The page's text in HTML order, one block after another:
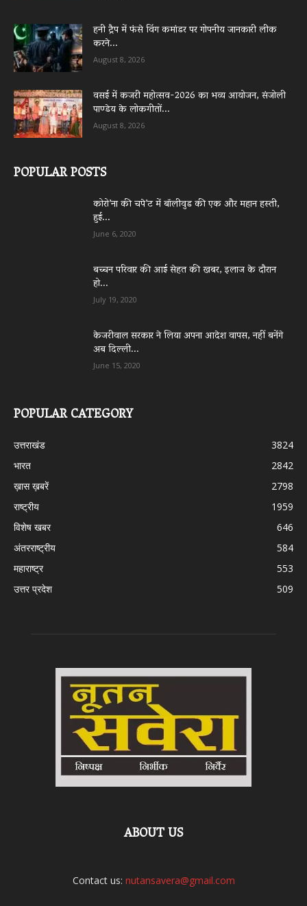
हनी ट्रैप में फंसे विंग कमांडर पर गोपनीय जानकारी लीक
करने...
August 8, 2026
वसई में कजरी महोत्सव-2026 का भव्य आयोजन, संजोली
पाण्डेय के लोकगीतों...
August 8, 2026
POPULAR POSTS
कोरो’ना की चपे’ट में बॉलीवुड की एक और महान हस्ती,
हुई...
June 6, 2020
बच्चन परिवार की आई सेहत की खबर, इलाज के दौरान
हो...
July 19, 2020
केजरीवाल सरकार ने लिया अपना आदेश वापस, नहीं बनेंगे
अब दिल्ली...
June 15, 2020
POPULAR CATEGORY
उत्तराखंड
3824
भारत
2842
ख़ास ख़बरें
2798
राष्ट्रीय
1959
विशेष खबर
646
अंतरराष्ट्रीय
584
महाराष्ट्र
553
उत्तर प्रदेश
509
ABOUT US
Contact us: nutansavera@gmail.com